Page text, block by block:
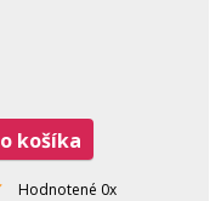
Do košíka
Hodnotené 0x